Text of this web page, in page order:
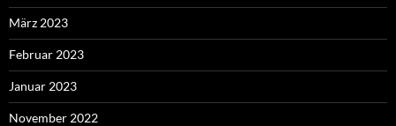
März 2023
Februar 2023
Januar 2023
November 2022